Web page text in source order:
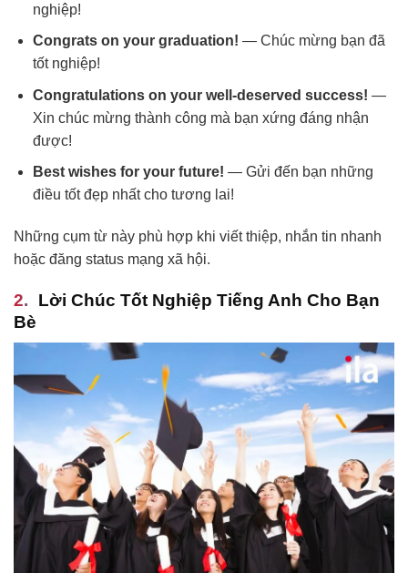
nghiệp!
Congrats on your graduation! — Chúc mừng bạn đã
tốt nghiệp!
Congratulations on your well-deserved success! —
Xin chúc mừng thành công mà bạn xứng đáng nhận
được!
Best wishes for your future! — Gửi đến bạn những
điều tốt đẹp nhất cho tương lai!
Những cụm từ này phù hợp khi viết thiệp, nhắn tin nhanh
hoặc đăng status mạng xã hội.
Lời Chúc Tốt Nghiệp Tiếng Anh Cho Bạn
Bè